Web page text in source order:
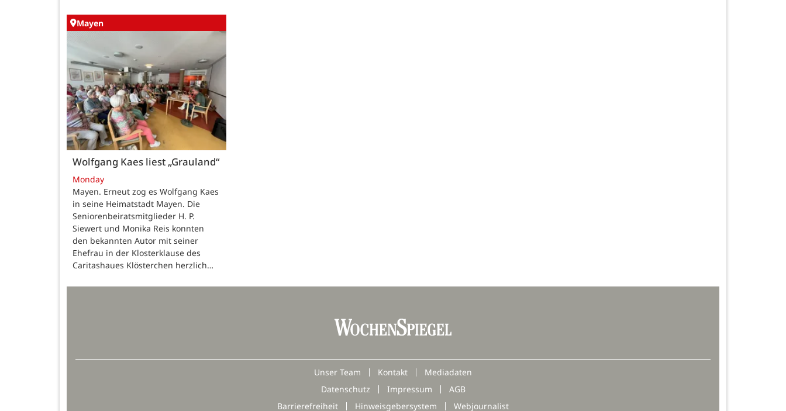
Mayen
Wolfgang Kaes liest „Grauland“
Monday
Mayen. Erneut zog es Wolfgang Kaes
in seine Heimatstadt Mayen. Die
Seniorenbeiratsmitglieder H. P.
Siewert und Monika Reis konnten
den bekannten Autor mit seiner
Ehefrau in der Klosterklause des
Caritashaues Klösterchen herzlich…
Unser Team Kontakt
Mediadaten
Datenschutz
Impressum
AGB
Barrierefreiheit
Hinweisgebersystem Webjournalist